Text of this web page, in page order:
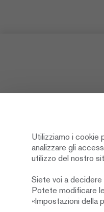
Newsletter
Abbonarsi
Utilizziamo i cookie
analizzare gli
utilizzo del nostro
Siete voi a decidere
Potete modificare
«Impostazioni della